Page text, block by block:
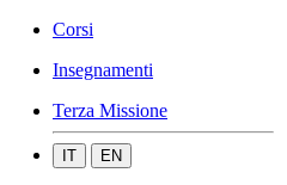
Corsi
Insegnamenti
Terza Missione
IT EN